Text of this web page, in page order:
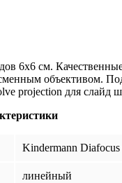
6х6 см.
объективом.
projection для слайд
Kindermann
линейный